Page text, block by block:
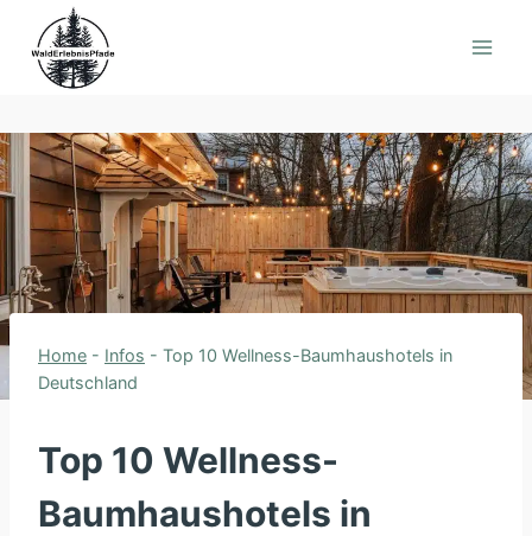
Inhalt
springen
Home - Infos - Top 10 Wellness-Baumhaushotels in
Deutschland
Top 10 Wellness-
Baumhaushotels in